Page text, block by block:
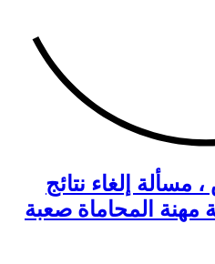
مسألة إلغاء نتائج
مهنة المحاماة صعبة